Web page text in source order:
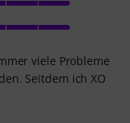
viele Probleme
Seitdem ich XO